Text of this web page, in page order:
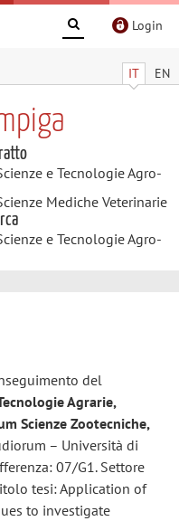
Login
IT EN
e Tecnologie Agro-
Mediche Veterinarie
e Tecnologie Agro-
del
Agrarie,
Scienze Zootecniche,
– Università di
07/G1. Settore
tesi: Application of
to investigate